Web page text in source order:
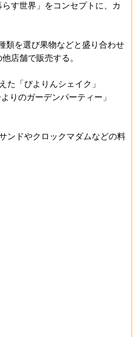
す世界」をコンセプトに、カ
類を選び果物などと盛り合わせ
店舗で販売する。
「ぴよりんシェイク」
りのガーデンパーティー」
ンドやクロックマダムなどの料